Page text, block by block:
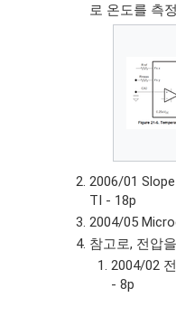
로 온도를 측
2006/01
TI - 18p
2004/05
참고로, 전압
2004/02
- 8p